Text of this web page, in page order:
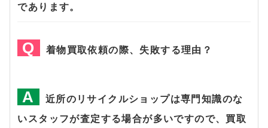
であります。
着物買取依頼の際、失敗する理由？
近所のリサイクルショップは専門知識のな
いスタッフが査定する場合が多いですので、買取